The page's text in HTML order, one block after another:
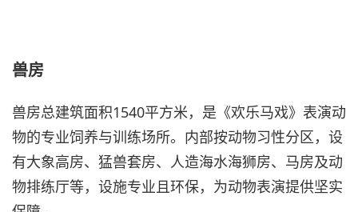
兽房
兽房总建筑面积1540平方米，是《欢乐马戏》表演动
物的专业饲养与训练场所。内部按动物习性分区，设
有大象高房、猛兽套房、人造海水海狮房、马房及动
物排练厅等，设施专业且环保，为动物表演提供坚实